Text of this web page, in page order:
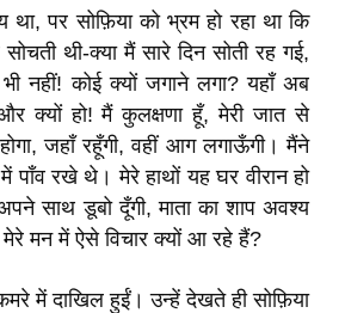
पर सोफ़िया को भ्रम हो रहा था कि
थी-क्या मैं सारे दिन सोती रह गई,
नहीं! कोई क्यों जगाने लगा? यहाँ अब
क्यों हो! मैं कुलक्षणा हूँ, मेरी जात से
जहाँ रहूँगी, वहीं आग लगाऊँगी। मैंने
पाँव रखे थे। मेरे हाथों यह घर वीरान हो
साथ डूबो दूँगी, माता का शाप अवश्य
मन में ऐसे विचार क्यों आ रहे हैं?
में दाखिल हुईं। उन्हें देखते ही सोफ़िया